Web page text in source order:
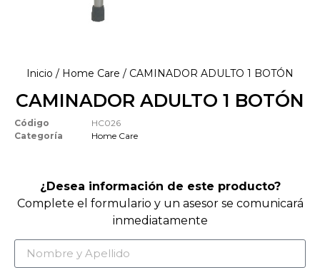
Inicio / Home Care / CAMINADOR ADULTO 1 BOTÓN
CAMINADOR ADULTO 1 BOTÓN
Código
HC026
Categoría
Home Care
¿Desea información de este producto?
Complete el formulario y un asesor se comunicará
inmediatamente